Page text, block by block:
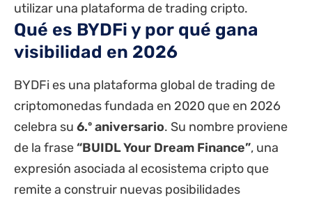
utilizar una plataforma de trading cripto.
Qué es BYDFi y por qué gana
visibilidad en 2026
BYDFi es una plataforma global de trading de
criptomonedas fundada en 2020 que en 2026
celebra su 6.º aniversario. Su nombre proviene
de la frase“BUIDL Your Dream Finance”, una
expresión asociada al ecosistema cripto que
remite a construir nuevas posibilidades